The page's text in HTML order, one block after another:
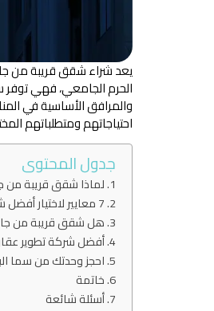
يعد شراء شقق قريبة من
الحرم الجامعي، فهي
والمرافق الأساسية في
احتياجاتهم ومتطلباتهم
جدول المحتوى
لماذا شقق قريبة من
7 معايير لاختيار أفضل شقق قريبة من جامعة الملك عبدالعزيز
هل شقق قريبة من
أفضل شركة تطوير
احجز وحدتك من سما
خاتمة
أسئلة شائعة